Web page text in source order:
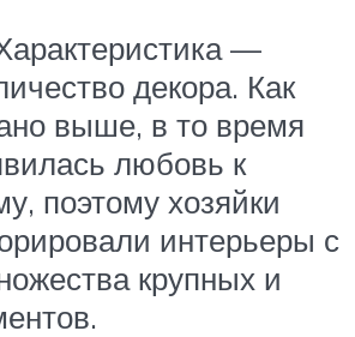
—
декора. Как
выше, в то время
любовь к
поэтому хозяйки
интерьеры с
крупных и